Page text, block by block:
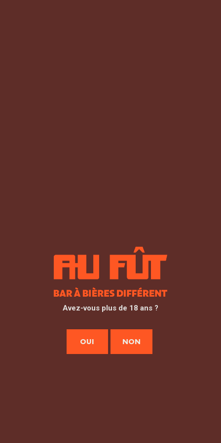
Avez-vous plus de 18 ans ?
OUI NON
235 Av. du Parc des Expositions - 33260 La Teste-
latestedebuch@aufut.fr
05 57 16 48 43
17:00–01:00 Jeudi 17:00–01:00 Vendredi 17:00–
01:00 Samedi 17:00–01:00 Dimanche17:00–00:00